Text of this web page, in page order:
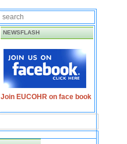
NEWSFLASH
Join EUCOHR on face book